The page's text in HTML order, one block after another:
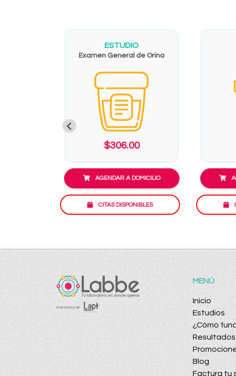
ESTUDIO
Examen General de Orina
$306.00
AGENDAR A DOMICILIO
CITAS DISPONIBLES
MENÚ
Inicio
Estudios
¿Cómo
Resultados
Blog
Factura tu